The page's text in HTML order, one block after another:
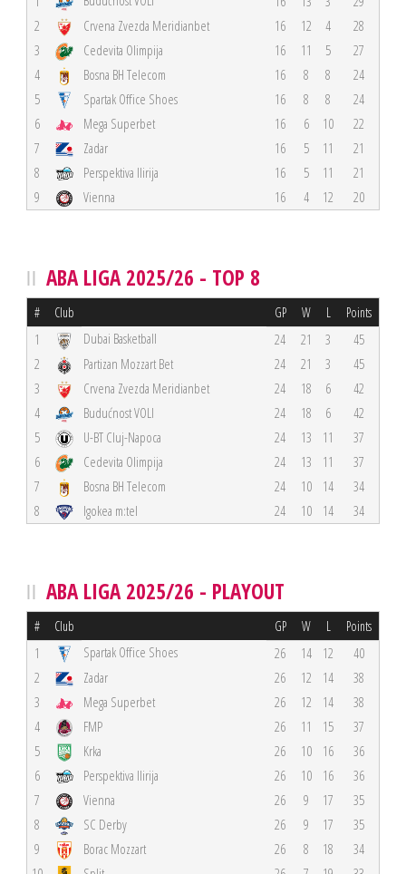
2
Crvena Zvezda Meridianbet 16 12 4
28
3
Cedevita Olimpija 16 11 5
27
4
Bosna BH Telecom 16 8 8
24
5
Spartak Office Shoes 16 8 8
24
6
Mega Superbet 16 6 10
22
7
Zadar 16 5 11
21
8
Perspektiva Ilirija 16 5 11
21
9
Vienna 16 4 12 20
ABA LIGA 2025/26 - TOP 8
# Club GP W L Points
1 Dubai Basketball 24 21 3
45
2
Partizan Mozzart Bet 24 21 3
45
3
Crvena Zvezda Meridianbet 24 18 6
42
4
Budućnost VOLI 24 18 6
42
5
U-BT Cluj-Napoca 24 13 11
37
6
Cedevita Olimpija 24 13 11
37
7
Bosna BH Telecom 24 10 14
34
8
Igokea m:tel 24 10 14 34
ABA LIGA 2025/26 - PLAYOUT
# Club GP W L Points
1 Spartak Office Shoes 26 14 12
40
2
Zadar 26 12 14
38
3
Mega Superbet 26 12 14
38
4
FMP 26 11 15
37
5
Krka 26 10 16
36
6
Perspektiva Ilirija 26 10 16
36
7
Vienna 26 9 17
35
8
SC Derby 26 9 17
35
9
Borac Mozzart 26 8 18
34